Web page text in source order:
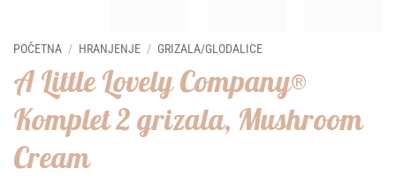
POČETNA / HRANJENJE / GRIZALA/GLODALICE
A Little Lovely Company®
Komplet 2 grizala, Mushroom
Cream